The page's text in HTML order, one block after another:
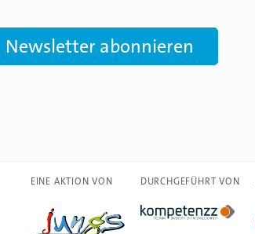
Newsletter abonnieren
EINE AKTION VON DURCHGEFÜHRT VON